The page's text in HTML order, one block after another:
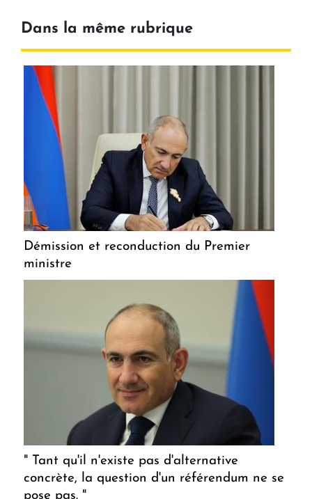
Dans la même rubrique
Démission et reconduction du Premier
ministre
" Tant qu'il n'existe pas d'alternative
concrète, la question d'un référendum ne se
pose pas. "